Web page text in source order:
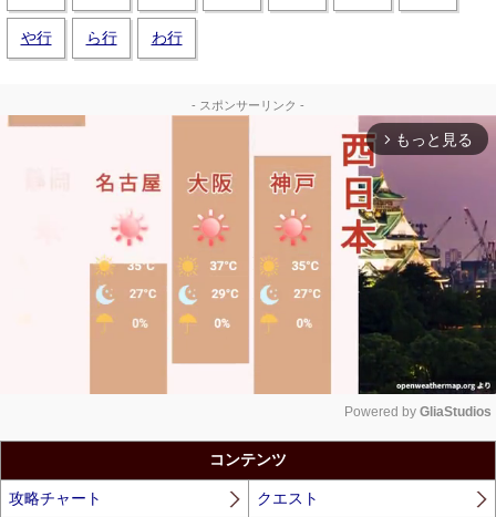
や行 ら行 わ行
- スポンサーリンク -
arrow_forward_ios もっと見る
Powered by GliaStudios
コンテンツ
攻略チャート クエスト